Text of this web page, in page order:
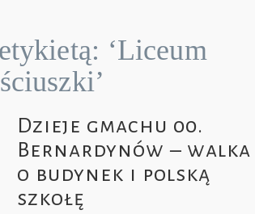
‘Liceum
Dzieje gmachu 00.
Bernardynów – walka
o budynek i polską
szkołę